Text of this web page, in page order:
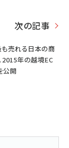
次の記事
も売れる日本の商
2015年の越境EC
公開